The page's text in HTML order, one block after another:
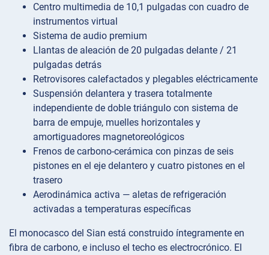
Centro multimedia de 10,1 pulgadas con cuadro de
instrumentos virtual
Sistema de audio premium
Llantas de aleación de 20 pulgadas delante / 21
pulgadas detrás
Retrovisores calefactados y plegables eléctricamente
Suspensión delantera y trasera totalmente
independiente de doble triángulo con sistema de
barra de empuje, muelles horizontales y
amortiguadores magnetoreológicos
Frenos de carbono-cerámica con pinzas de seis
pistones en el eje delantero y cuatro pistones en el
trasero
Aerodinámica activa — aletas de refrigeración
activadas a temperaturas específicas
El monocasco del Sian está construido íntegramente en
fibra de carbono, e incluso el techo es electrocrónico. El